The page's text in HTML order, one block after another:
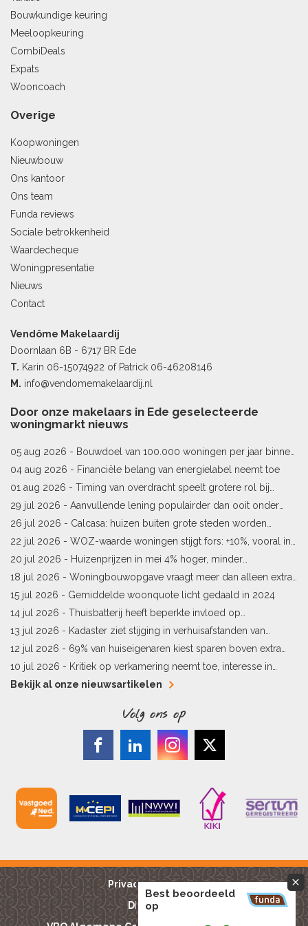
Bouwkundige keuring
Meeloopkeuring
CombiDeals
Expats
Wooncoach
Overige
Koopwoningen
Nieuwbouw
Ons kantoor
Ons team
Funda reviews
Sociale betrokkenheid
Waardecheque
Woningpresentatie
Nieuws
Contact
Vendôme Makelaardij
Doornlaan 6B - 6717 BR Ede
T. Karin 06-15074922 of Patrick 06-46208146
M. info@vendomemakelaardij.nl
Door onze makelaars in Ede geselecteerde
woningmarkt nieuws
05 aug 2026 - Bouwdoel van 100.000 woningen per jaar binnen
bereik
04 aug 2026 - Financiële belang van energielabel neemt toe
01 aug 2026 - Timing van overdracht speelt grotere rol bij
woningprijs
29 jul 2026 - Aanvullende lening populairder dan ooit onder
starters
26 jul 2026 - Calcasa: huizen buiten grote steden worden
sneller meer waard
22 jul 2026 - WOZ-waarde woningen stijgt fors: +10%, vooral in
Limburg en Pekela
20 jul 2026 - Huizenprijzen in mei 4% hoger, minder
woningverkopen
18 jul 2026 - Woningbouwopgave vraagt meer dan alleen extra
vergunningen
15 jul 2026 - Gemiddelde woonquote licht gedaald in 2024
14 jul 2026 - Thuisbatterij heeft beperkte invloed op
energielabel
13 jul 2026 - Kadaster ziet stijging in verhuisafstanden van
kopers
12 jul 2026 - 69% van huiseigenaren kiest sparen boven extra
hypotheekaflossing
10 jul 2026 - Kritiek op verkamering neemt toe, interesse in
alternatieven stijgt
Bekijk al onze nieuwsartikelen
Volg ons op
Privacy reglement
Disclaimer
Best beoordeeld
op